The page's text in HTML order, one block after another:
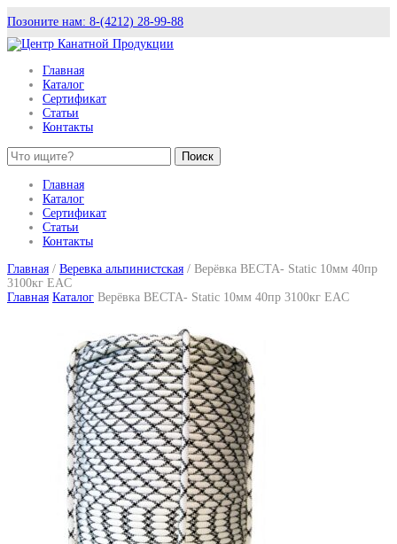
Позоните нам: 8-(4212) 28-99-88
Главная
Каталог
Сертификат
Статьи
Контакты
Поиск
Главная
Каталог
Сертификат
Статьи
Контакты
Главная / Веревка альпинистская / Верёвка ВЕСТА- Static 10мм 40пр
3100кг EAC
Главная Каталог Верёвка ВЕСТА- Static 10мм 40пр 3100кг EAC